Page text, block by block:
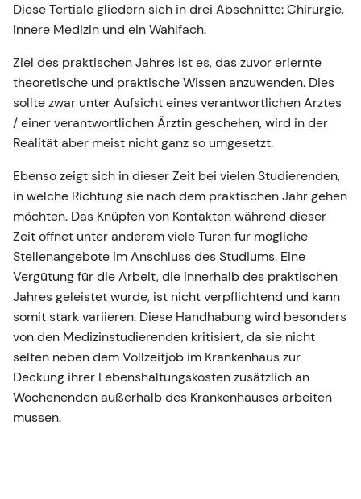
Diese Tertiale gliedern sich in drei Abschnitte: Chirurgie,
Innere Medizin und ein Wahlfach.
Ziel des praktischen Jahres ist es, das zuvor erlernte
theoretische und praktische Wissen anzuwenden. Dies
sollte zwar unter Aufsicht eines verantwortlichen Arztes
/ einer verantwortlichen Ärztin geschehen, wird in der
Realität aber meist nicht ganz so umgesetzt.
Ebenso zeigt sich in dieser Zeit bei vielen Studierenden,
in welche Richtung sie nach dem praktischen Jahr gehen
möchten. Das Knüpfen von Kontakten während dieser
Zeit öffnet unter anderem viele Türen für mögliche
Stellenangebote im Anschluss des Studiums. Eine
Vergütung für die Arbeit, die innerhalb des praktischen
Jahres geleistet wurde, ist nicht verpflichtend und kann
somit stark variieren. Diese Handhabung wird besonders
von den Medizinstudierenden kritisiert, da sie nicht
selten neben dem Vollzeitjob im Krankenhaus zur
Deckung ihrer Lebenshaltungskosten zusätzlich an
Wochenenden außerhalb des Krankenhauses arbeiten
müssen.